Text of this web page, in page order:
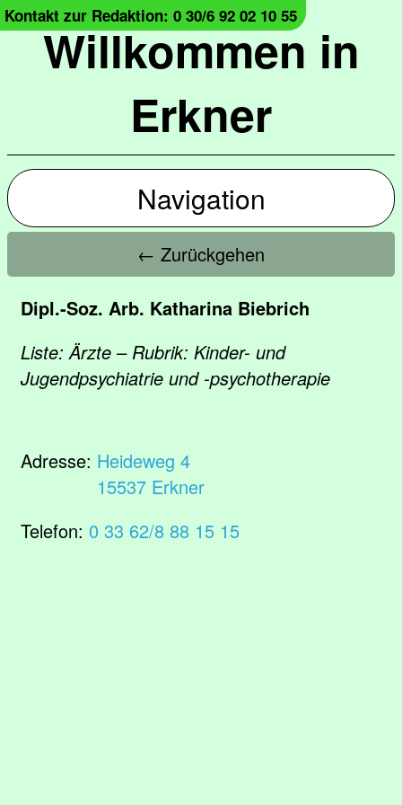
Willkommen in
Erkner
Kontakt zur Redaktion: 0 30/6 92 02 10 55
Navigation
← Zurückgehen
Dipl.-Soz. Arb. Katharina Biebrich
Liste: Ärzte – Rubrik: Kinder- und
Jugendpsychiatrie und -psychotherapie
Adresse: Heideweg 4
15537 Erkner
Telefon: 0 33 62/8 88 15 15